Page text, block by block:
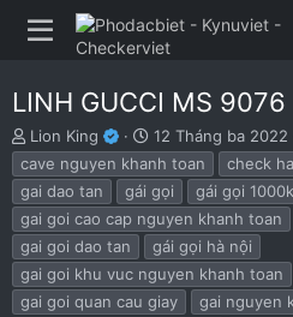
LINH GUCCI MS 9076
B
ắ
t
đ
ầ
u
Lion King
N
g
à
y
b
ắ
t
đ
ầ
12 Tháng ba 2022
cave nguyen khanh toan
check
gai dao tan
gái gọi
gái gọi 1000k
gai goi cao cap nguyen khanh toan
gai goi dao tan
gái gọi hà nội
gai goi khu vuc nguyen khanh toan
gai goi quan cau giay
gai nguyen